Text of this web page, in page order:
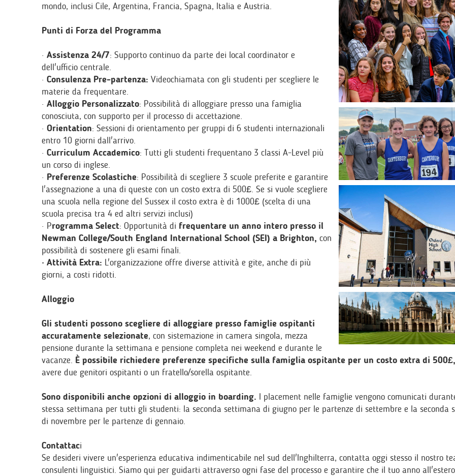
mondo, inclusi Cile, Argentina, Francia, Spagna, Italia e Austria.
Punti di Forza del Programma
· Assistenza 24/7: Supporto continuo da parte dei local coordinator e
dell'ufficio centrale.
· Consulenza Pre-partenza: Videochiamata con gli studenti per scegliere le
materie da frequentare.
· Alloggio Personalizzato: Possibilità di alloggiare presso una famiglia
conosciuta, con supporto per il processo di accettazione.
· Orientation: Sessioni di orientamento per gruppi di 6 studenti internazionali
entro 10 giorni dall'arrivo.
· Curriculum Accademico: Tutti gli studenti frequentano 3 classi A-Level più
un corso di inglese.
· Preferenze Scolastiche: Possibilità di scegliere 3 scuole preferite e garantire
l'assegnazione a una di queste con un costo extra di 500£. Se si vuole scegliere
una scuola nella regione del Sussex il costo extra è di 1000£ (scelta di una
scuola precisa tra 4 ed altri servizi inclusi)
· Programma Select: Opportunità di frequentare un anno intero presso il
Newman College/South England International School (SEI) a Brighton, con
possibilità di sostenere gli esami finali.
· Attività Extra: L'organizzazione offre diverse attività e gite, anche di più
giorni, a costi ridotti.
Alloggio
Gli studenti possono scegliere di alloggiare presso famiglie ospitanti
accuratamente selezionate, con sistemazione in camera singola, mezza
pensione durante la settimana e pensione completa nei weekend e durante le
vacanze. È possibile richiedere preferenze specifiche sulla famiglia ospitante per un costo extra di 500£,
avere due genitori ospitanti o un fratello/sorella ospitante.
Sono disponibili anche opzioni di alloggio in boarding. I placement nelle famiglie vengono comunicati
stessa settimana per tutti gli studenti: la seconda settimana di giugno per le partenze di settembre e la seconda
di novembre per le partenze di gennaio.
Contattaci
Se desideri vivere un'esperienza educativa indimenticabile nel sud dell'Inghilterra, contatta oggi stesso il nostro
consulenti linguistici. Siamo qui per guidarti attraverso ogni fase del processo e garantire che il tuo anno